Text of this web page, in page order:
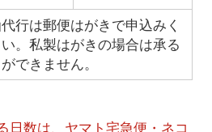
行は郵便はがきで申込みく
。私製はがきの場合は承る
できません。
日数は、ヤマト宅急便・ネコ